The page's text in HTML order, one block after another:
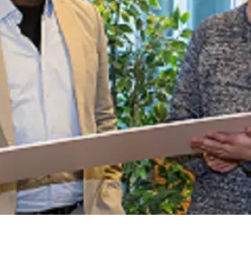
Tunzini Maintenance Nucléaire
TUNZINI Nucléaire
Tunzini Paris
Tunzini Toulouse
Tunzini Troyes
Twyver
Valentin
Valette